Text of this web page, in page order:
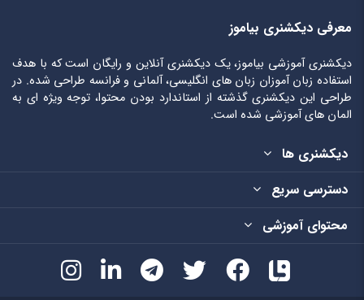
معرفی دیکشنری بیاموز
دیکشنری آموزشی بیاموز، یک دیکشنری آنلاین و رایگان است که با هدف
استفاده زبان آموزان زبان های انگلیسی، آلمانی و فرانسه طراحی شده. در
طراحی این دیکشنری گذشته از استاندارد بودن محتوا، توجه ویژه ای به
المان های آموزشی شده است.
دیکشنری ها
دسترسی سریع
محتوای آموزشی